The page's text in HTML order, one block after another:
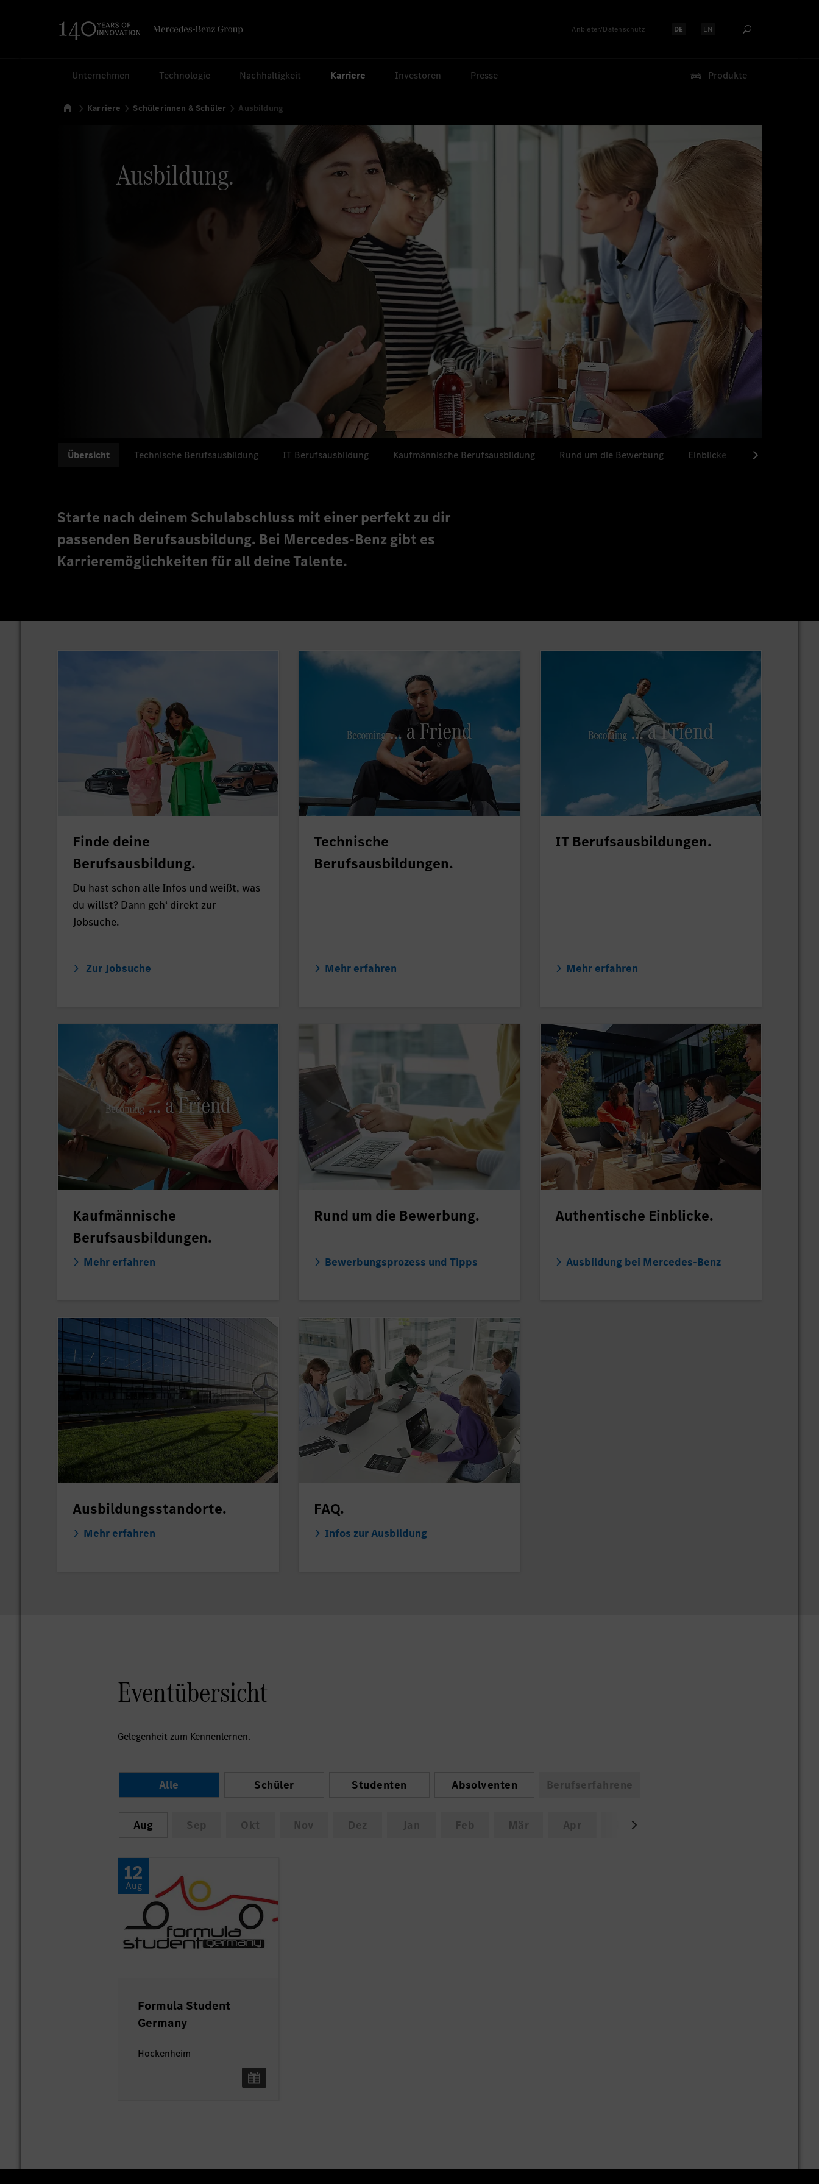
Anbieter/Datenschutz Sprache auswählen:
DE Sprache auswählen:
EN
Unternehmen Technologie Nachhaltigkeit Karriere Investoren Presse Produkte
Startseite
Karriere Schülerinnen & Schüler Ausbildung
Ausbildung.
Übersicht Technische Berufsausbildung IT Berufsausbildung Kaufmännische Berufsausbildung Rund um die Bewerbung Einblicke
Starte nach deinem Schulabschluss mit einer perfekt zu dir
passenden Berufsausbildung. Bei Mercedes-Benz gibt es
Karrieremöglichkeiten für all deine Talente.
Finde deine
Berufsausbildung.
Du hast schon alle Infos und weißt, was
du willst? Dann geh‘ direkt zur
Jobsuche.
Zur Jobsuche
Technische
Berufsausbildungen.
Mehr erfahren
IT Berufsausbildungen.
Mehr erfahren
Kaufmännische
Berufsausbildungen.
Mehr erfahren
Rund um die Bewerbung.
Bewerbungsprozess und Tipps
Authentische Einblicke.
Ausbildung bei Mercedes-Benz
Ausbildungsstandorte.
Mehr erfahren
FAQ.
Infos zur Ausbildung
Eventübersicht
Gelegenheit zum Kennenlernen.
Alle Schüler Studenten Absolventen Berufserfahrene
Aug Sep Okt Nov Dez Jan Feb Mär Apr Mai
12
Aug
Formula Student
Germany
Hockenheim